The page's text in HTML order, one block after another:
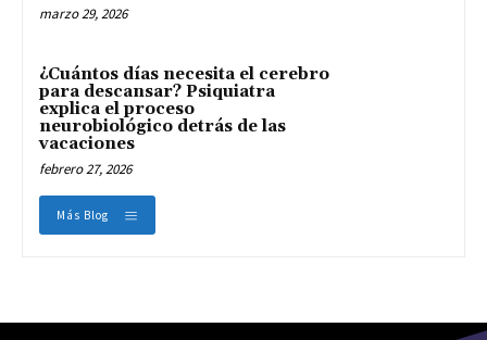
marzo 29, 2026
¿Cuántos días necesita el cerebro
para descansar? Psiquiatra
explica el proceso
neurobiológico detrás de las
vacaciones
febrero 27, 2026
Más Blog